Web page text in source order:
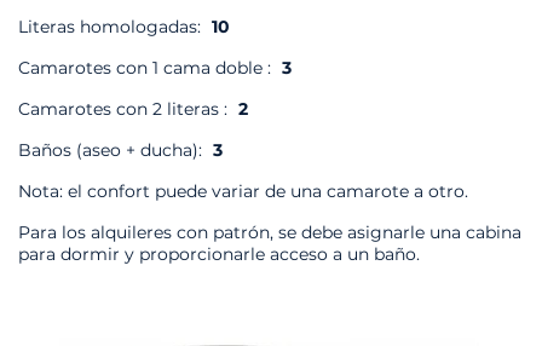
Literas homologadas: 10
Camarotes con 1 cama doble : 3
Camarotes con 2 literas : 2
Baños (aseo + ducha): 3
Nota: el confort puede variar de una camarote a otro.
Para los alquileres con patrón, se debe asignarle una cabina
para dormir y proporcionarle acceso a un baño.